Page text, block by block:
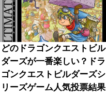
どのドラゴンクエストビル
ダーズが一番楽しい？ドラ
ゴンクエストビルダーズシ
リーズゲーム人気投票結果